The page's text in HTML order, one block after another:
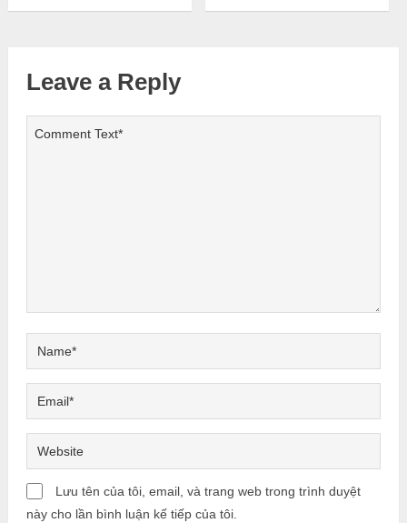
Leave a Reply
Lưu tên của tôi, email, và trang web trong trình duyệt
này cho lần bình luận kế tiếp của tôi.